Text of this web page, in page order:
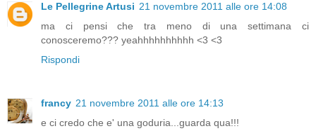
Le Pellegrine Artusi 21 novembre 2011 alle ore 14:08
ma ci pensi che tra meno di una settimana ci
conosceremo??? yeahhhhhhhhhh <3 <3
Rispondi
francy 21 novembre 2011 alle ore 14:13
e ci credo che e' una goduria...guarda qua!!!